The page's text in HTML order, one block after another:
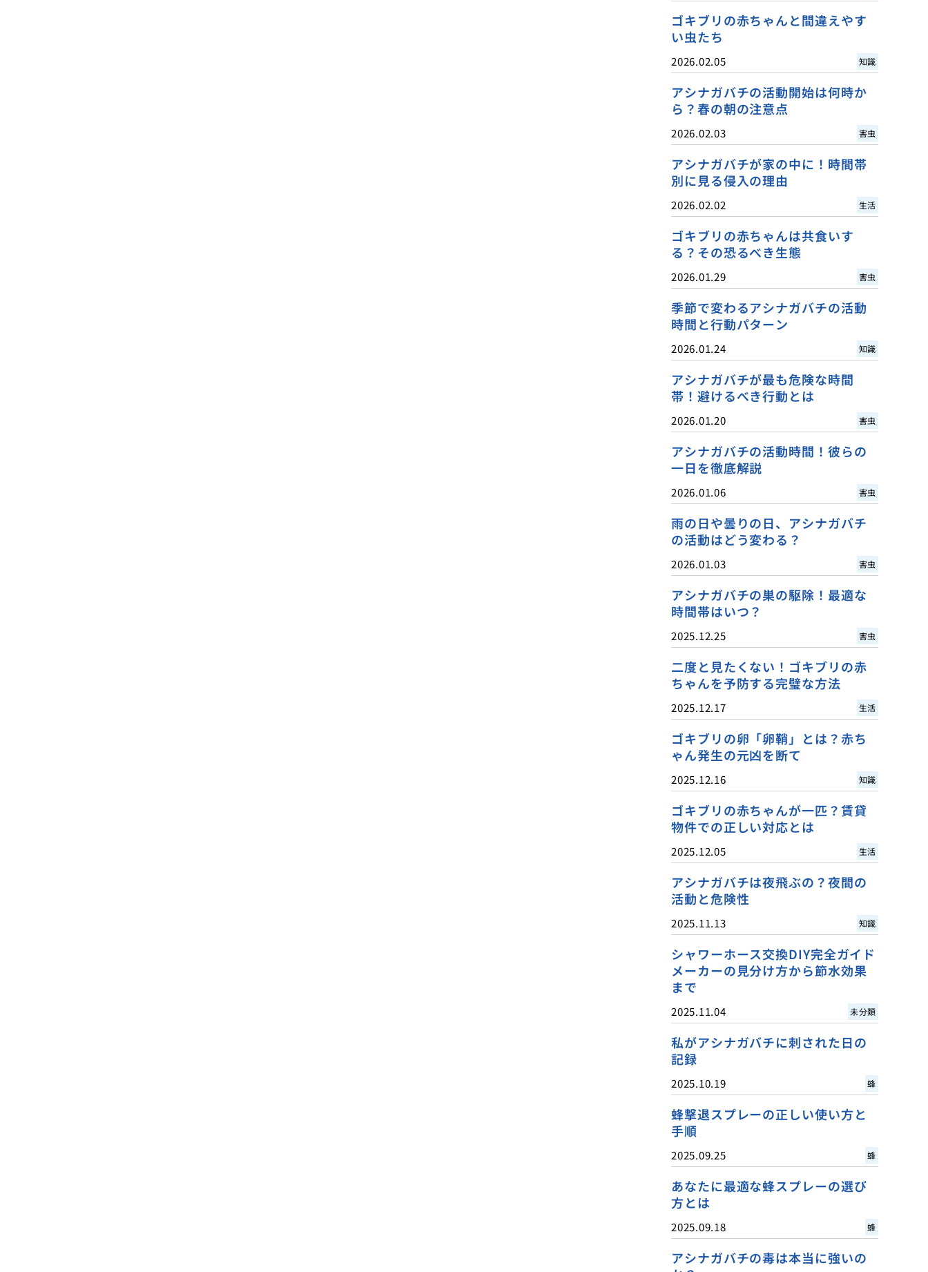
ゴキブリの赤ちゃんと間違えやす
い虫たち
2026.02.05 知識
アシナガバチの活動開始は何時か
ら？春の朝の注意点
2026.02.03 害虫
アシナガバチが家の中に！時間帯
別に見る侵入の理由
2026.02.02 生活
ゴキブリの赤ちゃんは共食いす
る？その恐るべき生態
2026.01.29 害虫
季節で変わるアシナガバチの活動
時間と行動パターン
2026.01.24 知識
アシナガバチが最も危険な時間
帯！避けるべき行動とは
2026.01.20 害虫
アシナガバチの活動時間！彼らの
一日を徹底解説
2026.01.06 害虫
雨の日や曇りの日、アシナガバチ
の活動はどう変わる？
2026.01.03 害虫
アシナガバチの巣の駆除！最適な
時間帯はいつ？
2025.12.25 害虫
二度と見たくない！ゴキブリの赤
ちゃんを予防する完璧な方法
2025.12.17 生活
ゴキブリの卵「卵鞘」とは？赤ち
ゃん発生の元凶を断て
2025.12.16 知識
ゴキブリの赤ちゃんが一匹？賃貸
物件での正しい対応とは
2025.12.05 生活
アシナガバチは夜飛ぶの？夜間の
活動と危険性
2025.11.13 知識
シャワーホース交換DIY完全ガイド
メーカーの見分け方から節水効果
まで
2025.11.04 未分類
私がアシナガバチに刺された日の
記録
2025.10.19 蜂
蜂撃退スプレーの正しい使い方と
手順
2025.09.25 蜂
あなたに最適な蜂スプレーの選び
方とは
2025.09.18 蜂
アシナガバチの毒は本当に強いの